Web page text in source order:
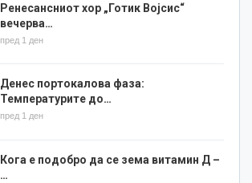
Ренесансниот хор „Готик Војсис“
вечерва…
пред 1 ден
Денес портокалова фаза:
Температурите до…
пред 1 ден
Кога е подобро да се зема витамин Д –
…